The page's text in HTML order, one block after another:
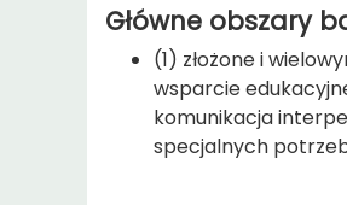
Główne obszary
(1) złożone i
wsparcie
komunikacja
specjalnych